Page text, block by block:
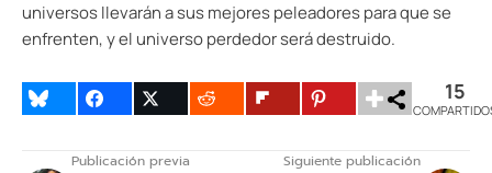
universos llevarán a sus mejores peleadores para que se
enfrenten, y el universo perdedor será destruido.
15
Publicación previa Siguiente publicación